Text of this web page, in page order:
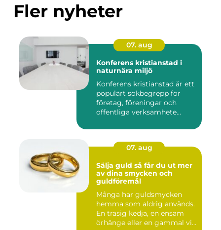
Fler nyheter
07. aug
Konferens kristianstad i
naturnära miljö
Konferens kristianstad är ett
populärt sökbegrepp för
företag, föreningar och
offentliga verksamhete...
07. aug
Sälja guld så får du ut mer
av dina smycken och
guldföremål
Många har guldsmycken
hemma som aldrig används.
En trasig kedja, en ensam
örhänge eller en gammal vi...